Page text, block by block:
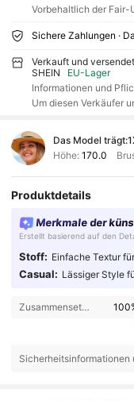
Vorbehaltlich der
Sichere Zahlungen ·
Verkauft und
SHEIN
EU-Lager
Informationen und
Um diesen Verkäufer
Das Model trägt:
Höhe: 170.0
Produktdetails
Merkmale der
Erstellt basierend auf den
Stoff: Einfache Textur
Casual: Lässiger Style
Zusammensetzung:
Sicherheitsinformationen